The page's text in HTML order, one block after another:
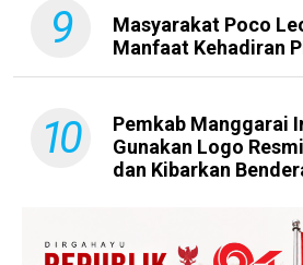
9
Masyarakat Poco
Manfaat Kehadiran
10
Pemkab Manggarai
Gunakan Logo
dan Kibarkan